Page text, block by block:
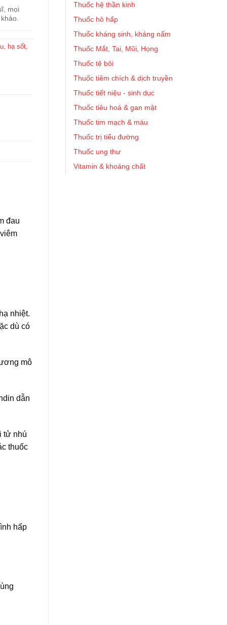
Thuốc hệ thần kinh
Thuốc hô hấp
Thuốc kháng sinh, kháng nấm
Thuốc Mắt, Tai, Mũi, Họng
Thuốc tê bôi
Thuốc tiêm chích & dịch truyền
Thuốc tiết niệu - sinh dục
Thuốc tiêu hoá & gan mật
Thuốc tim mạch & máu
Thuốc trị tiểu đường
Thuốc ung thư
Vitamin & khoáng chất
mọi
hạ sốt,
đau
nhiệt.
dù có
mô
dẫn
tử nhú
thuốc
hấp